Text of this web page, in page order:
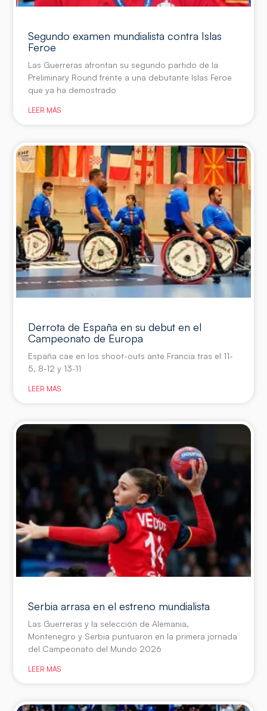
Segundo examen mundialista contra Islas
Feroe
Las Guerreras afrontan su segundo partido de la
Preliminary Round frente a una debutante Islas Feroe
que ya ha demostrado
LEER MÁS
Derrota de España en su debut en el
Campeonato de Europa
España cae en los shoot-outs ante Francia tras el 11-
5, 8-12 y 13-11
LEER MÁS
Serbia arrasa en el estreno mundialista
Las Guerreras y la selección de Alemania,
Montenegro y Serbia puntuaron en la primera jornada
del Campeonato del Mundo 2026
LEER MÁS